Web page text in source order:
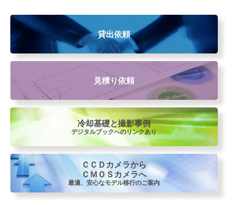
貸出依頼
見積り依頼
冷却基礎と撮影事例
デジタルブックへのリンクあり
ＣＣＤカメラから
ＣＭＯＳカメラへ
最適、安心なモデル移行のご案内